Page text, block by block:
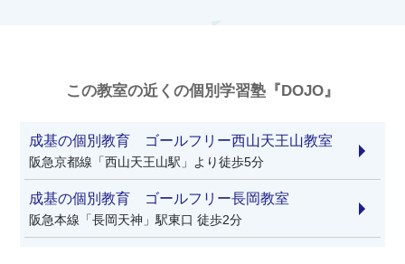
この教室の近くの個別学習塾『DOJO』
成基の個別教育 ゴールフリー西山天王山教室
阪急京都線「西山天王山駅」より徒歩5分
成基の個別教育 ゴールフリー長岡教室
阪急本線「長岡天神」駅東口 徒歩2分